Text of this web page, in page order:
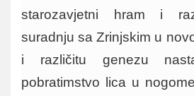
starozavjetni hram i
suradnju sa Zrinjskim u
i različitu genezu
pobratimstvo lica u